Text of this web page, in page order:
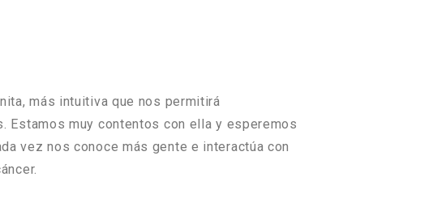
más intuitiva que nos permitirá
muy contentos con ella y esperemos
vez nos conoce más gente e interactúa con